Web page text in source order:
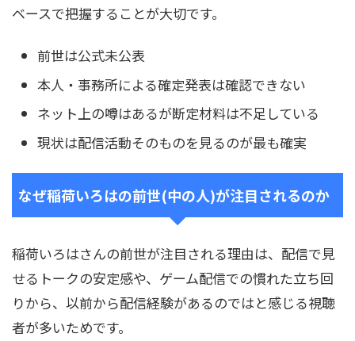
ベースで把握することが大切です。
前世は公式未公表
本人・事務所による確定発表は確認できない
ネット上の噂はあるが断定材料は不足している
現状は配信活動そのものを見るのが最も確実
なぜ稲荷いろはの前世(中の人)が注目されるのか
稲荷いろはさんの前世が注目される理由は、配信で見
せるトークの安定感や、ゲーム配信での慣れた立ち回
りから、以前から配信経験があるのではと感じる視聴
者が多いためです。